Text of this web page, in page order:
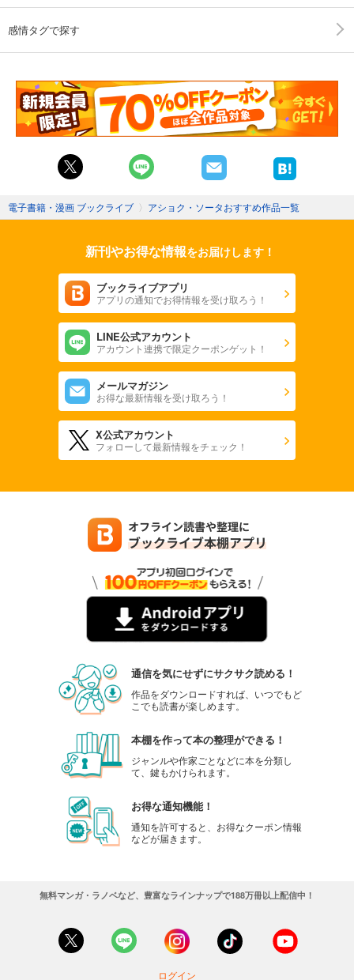
感情タグで探す
電子書籍・漫画 ブックライブ 〉 アショク・ソータおすすめ作品一覧
新刊やお得な情報をお届けします！
ブックライブアプリ
アプリの通知でお得情報を受け取ろう！
LINE公式アカウント
アカウント連携で限定クーポンゲット！
メールマガジン
お得な最新情報を受け取ろう！
X公式アカウント
フォローして最新情報をチェック！
通信を気にせずにサクサク読める！
作品をダウンロードすれば、いつでもど
こでも読書が楽しめます。
本棚を作って本の整理ができる！
ジャンルや作家ごとなどに本を分類し
て、鍵もかけられます。
お得な通知機能！
通知を許可すると、お得なクーポン情報
などが届きます。
無料マンガ・ラノベなど、豊富なラインナップで188万冊以上配信中！
ログイン